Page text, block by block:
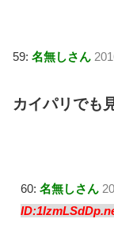
59: 名無しさん
カイパリでも
60: 名無しさん